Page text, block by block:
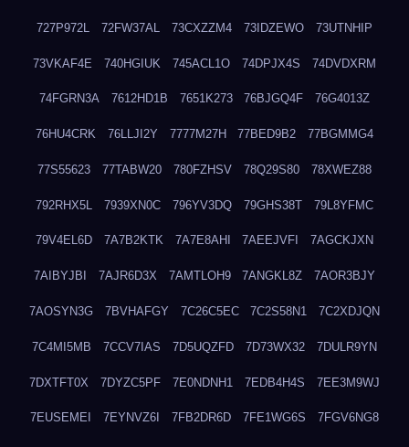
727P972L 72FW37AL 73CXZZM4 73IDZEWO 73UTNHIP
73VKAF4E 740HGIUK 745ACL1O 74DPJX4S 74DVDXRM
74FGRN3A 7612HD1B 7651K273 76BJGQ4F 76G4013Z
76HU4CRK 76LLJI2Y 7777M27H 77BED9B2 77BGMMG4
77S55623 77TABW20 780FZHSV 78Q29S80 78XWEZ88
792RHX5L 7939XN0C 796YV3DQ 79GHS38T 79L8YFMC
79V4EL6D 7A7B2KTK 7A7E8AHI 7AEEJVFI 7AGCKJXN
7AIBYJBI 7AJR6D3X 7AMTLOH9 7ANGKL8Z 7AOR3BJY
7AOSYN3G 7BVHAFGY 7C26C5EC 7C2S58N1 7C2XDJQN
7C4MI5MB 7CCV7IAS 7D5UQZFD 7D73WX32 7DULR9YN
7DXTFT0X 7DYZC5PF 7E0NDNH1 7EDB4H4S 7EE3M9WJ
7EUSEMEI 7EYNVZ6I 7FB2DR6D 7FE1WG6S 7FGV6NG8